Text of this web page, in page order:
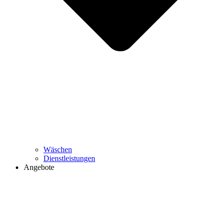
Wäschen
Dienstleistungen
Angebote